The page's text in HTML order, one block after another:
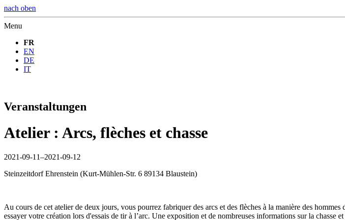
nach oben
Menu
FR
EN
DE
IT
Veranstaltungen
Atelier : Arcs, flèches et chasse
2021-09-11–2021-09-12
Steinzeitdorf Ehrenstein (Kurt-Mühlen-Str. 6 89134 Blaustein)
Au cours de cet atelier de deux jours, vous pourrez fabriquer des arcs et des flèches à la manière des
essayer votre création lors d'essais de tir à l’arc. Une exposition et de nombreuses informations sur la chasse